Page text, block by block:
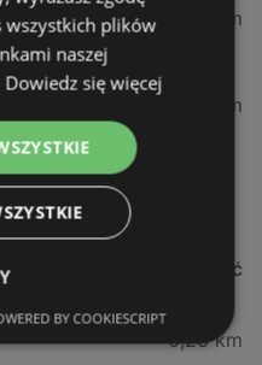
61,34 km
Szczeciński
78,34 km
w pobliżu
ODLEGŁOŚĆ
0,23 km
wszystkich plików
naszej
Dowiedz się więcej
BY COOKIESCRIPT